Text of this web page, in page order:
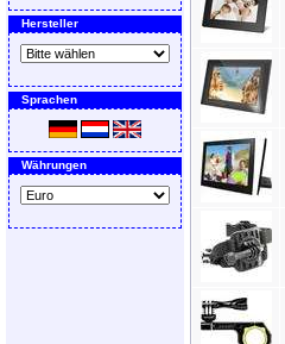
Hersteller
Sprachen
Währungen